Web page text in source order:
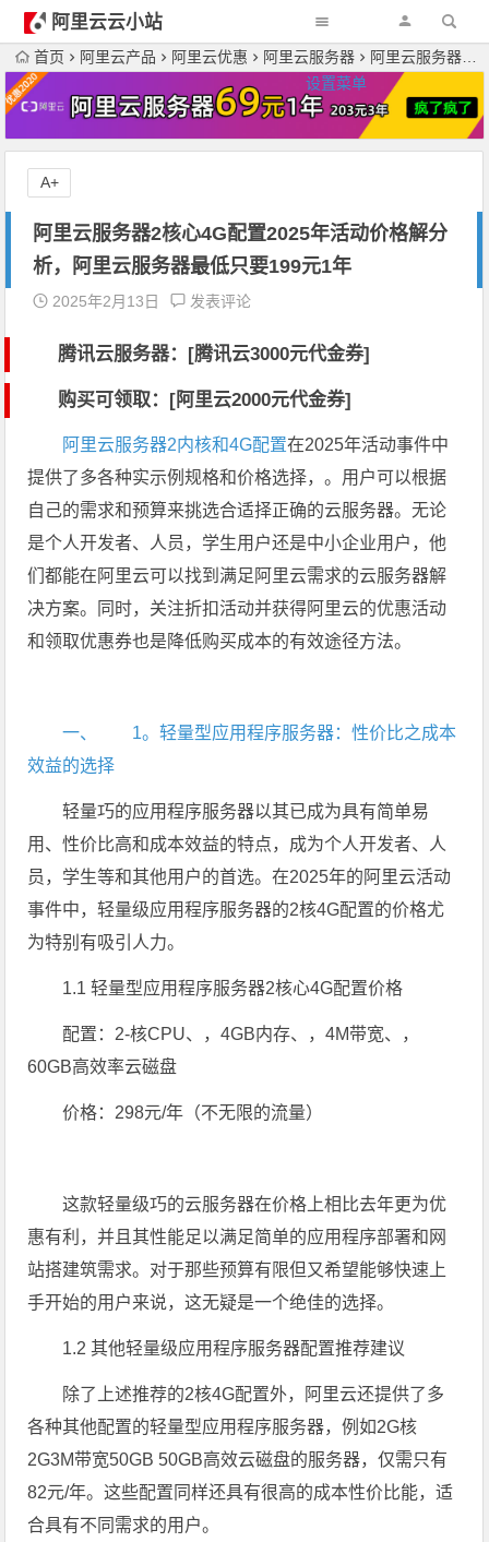
阿里云云小站
设置菜单
首页 阿里云产品 阿里云优惠 阿里云服务器 阿里云服务器2核心4G配置2025年活动价格解分析，阿里云服务器最低只要199元1年
阿里云服务器2核心4G配置2025年活动价格解分
析，阿里云服务器最低只要199元1年
2025年2月13日 发表评论
腾讯云服务器：[腾讯云3000元代金券]
购买可领取：[阿里云2000元代金券]
阿里云服务器2内核和4G配置在2025年活动事件中
提供了多各种实示例规格和价格选择，。用户可以根据
自己的需求和预算来挑选合适择正确的云服务器。无论
是个人开发者、人员，学生用户还是中小企业用户，他
们都能在阿里云可以找到满足阿里云需求的云服务器解
决方案。同时，关注折扣活动并获得阿里云的优惠活动
和领取优惠券也是降低购买成本的有效途径方法。
一、 1。轻量型应用程序服务器：性价比之成本
效益的选择
轻量巧的应用程序服务器以其已成为具有简单易
用、性价比高和成本效益的特点，成为个人开发者、人
员，学生等和其他用户的首选。在2025年的阿里云活动
事件中，轻量级应用程序服务器的2核4G配置的价格尤
为特别有吸引人力。
1.1 轻量型应用程序服务器2核心4G配置价格
配置：2-核CPU、，4GB内存、，4M带宽、，
60GB高效率云磁盘
价格：298元/年（不无限的流量）
这款轻量级巧的云服务器在价格上相比去年更为优
惠有利，并且其性能足以满足简单的应用程序部署和网
站搭建筑需求。对于那些预算有限但又希望能够快速上
手开始的用户来说，这无疑是一个绝佳的选择。
1.2 其他轻量级应用程序服务器配置推荐建议
除了上述推荐的2核4G配置外，阿里云还提供了多
各种其他配置的轻量型应用程序服务器，例如2G核
2G3M带宽50GB 50GB高效云磁盘的服务器，仅需只有
82元/年。这些配置同样还具有很高的成本性价比能，适
合具有不同需求的用户。
A+